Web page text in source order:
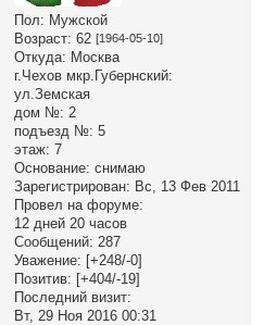
Пол: Мужской
Возраст: 62 [1964-05-10]
Откуда: Москва
г.Чехов мкр.Губернский:
ул.Земская
дом №: 2
подъезд №: 5
этаж: 7
Основание: снимаю
Зарегистрирован: Вс, 13 Фев 2011
Провел на форуме:
12 дней 20 часов
Сообщений: 287
Уважение: [+248/-0]
Позитив: [+404/-19]
Последний визит:
Вт, 29 Ноя 2016 00:31